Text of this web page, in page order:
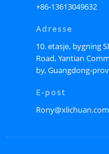
+86-13613049632
Adresse
10. etasje, bygning
Road, Yantian
by, Guangdong-
E-post
Rony@xlichuan.com